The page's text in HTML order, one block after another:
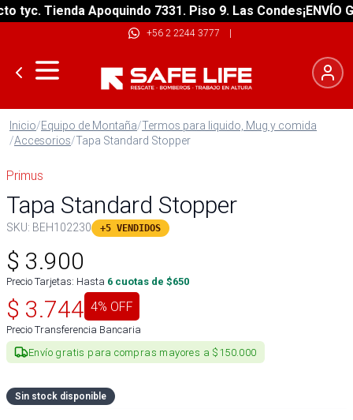
Tienda Apoquindo 7331. Piso 9. Las Condes¡ENVÍO
+56 2 2244 3777 |
Inicio/Equipo de Montaña/Termos para liquido, Mug y comida
/Accesorios/Tapa Standard Stopper
Primus
Tapa Standard Stopper
SKU: BEH102230 +5 VENDIDOS
$ 3.900
Precio Tarjetas: Hasta 6 cuotas de $650
$ 3.744 4% OFF
Precio Transferencia Bancaria
Envío gratis para compras mayores a $150.000
Sin stock disponible